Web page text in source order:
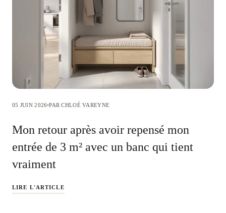
05 JUIN 2026 PAR CHLOÉ VAREYNE
Mon retour après avoir repensé mon
entrée de 3 m² avec un banc qui tient
vraiment
LIRE L'ARTICLE